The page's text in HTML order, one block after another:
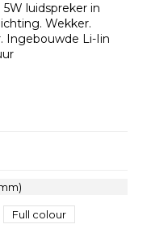
5W luidspreker in
Wekker.
Ingebouwde Li-Iin
Full colour